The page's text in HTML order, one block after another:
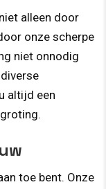
alleen door
onze scherpe
niet onnodig
altijd een
toe bent. Onze